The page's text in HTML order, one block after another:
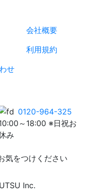
会社概要
利用規約
せ
0120-964-325
～18:00 ※日祝お
み
気をつけください
Inc.